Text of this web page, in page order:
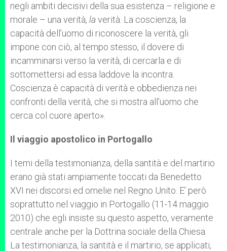
negli ambiti decisivi della sua esistenza – religione e
morale – una verità, laverità. La coscienza, la
capacità dell’uomo di riconoscere la verità, gli
impone con ciò, al tempo stesso, il dovere di
incamminarsi verso la verità, di cercarla e di
sottomettersi ad essa laddove la incontra.
Coscienza è capacità di verità e obbedienza nei
confronti della verità, che si mostra all’uomo che
cerca col cuore aperto».
Il viaggio apostolico in Portogallo
I temi della testimonianza, della santità e del martirio
erano già stati ampiamente toccati da Benedetto
XVI nei discorsi ed omelie nel Regno Unito. E’ però
soprattutto nel viaggio in Portogallo (11-14 maggio
2010) che egli insiste su questo aspetto, veramente
centrale anche per la Dottrina sociale della Chiesa.
La testimonianza, la santità e il martirio, se applicati,